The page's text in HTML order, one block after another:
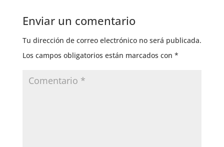
Enviar un comentario
Tu dirección de correo electrónico no será publicada.
Los campos obligatorios están marcados con *